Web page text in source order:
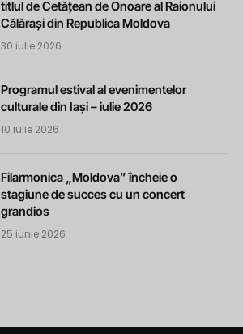
titlul de Cetățean de Onoare al Raionului
Călărași din Republica Moldova
30 iulie 2026
Programul estival al evenimentelor
culturale din Iași – iulie 2026
10 iulie 2026
Filarmonica „Moldova” încheie o
stagiune de succes cu un concert
grandios
25 iunie 2026